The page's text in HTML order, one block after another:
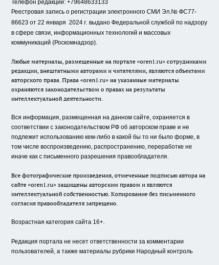
Телефон редакции: +79648633133
Реестровая запись о регистрации электронного СМИ Эл.№ ФС77-
86623 от 22 января 2024 г. выдано Федеральной службой по надзору
в сфере связи, информационных технологий и массовых
коммуникаций (Роскомнадзор).
Любые материалы, размещенные на портале «oren1.ru» сотрудниками
редакции, внештатными авторами и читателями, являются объектами
авторского права. Права «oren1.ru» на указанные материалы
охраняются законодательством о правах на результаты
интеллектуальной деятельности.
Вся информация, размещенная на данном сайте, охраняется в
соответствии с законодательством РФ об авторском праве и не
подлежит использованию кем-либо в какой бы то ни было форме, в
том числе воспроизведению, распространению, переработке не
иначе как с письменного разрешения правообладателя.
Все фотографические произведения, отмеченные подписью автора на
сайте «oren1.ru» защищены авторским правом и являются
интеллектуальной собственностью. Копирование без письменного
согласия правообладателя запрещено.
Возрастная категория сайта 16+.
Редакция портала не несет ответственности за комментарии
пользователей, а также материалы рубрики Народный контроль